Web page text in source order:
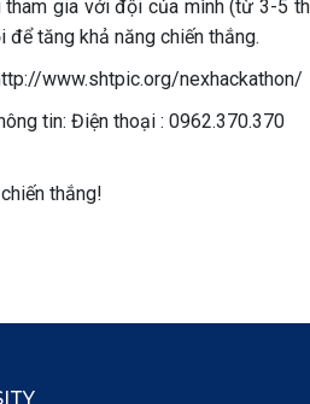
gia với đội của mình (từ 3-5
tăng khả năng chiến thắng.
www.shtpic.org/nexhackathon/
tin: Điện thoại : 0962.370.370
thắng!